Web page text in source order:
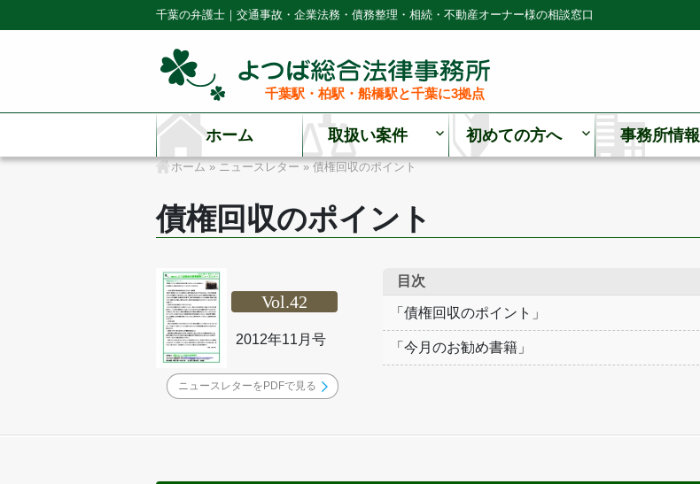
千葉の弁護士｜交通事故・企業法務・債務整理・相続・不動産オーナー様の相談窓口
千葉駅・柏駅・船橋駅と千葉に3拠点
ホーム 取扱い案件 初めての方へ 事務所情報
ホーム » ニュースレター » 債権回収のポイント
債権回収のポイント
Vol.42
2012年11月号
ニュースレターをPDFで見る
目次
「債権回収のポイント」
「今月のお勧め書籍」